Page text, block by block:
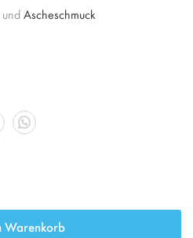
undAscheschmuck
Warenkorb